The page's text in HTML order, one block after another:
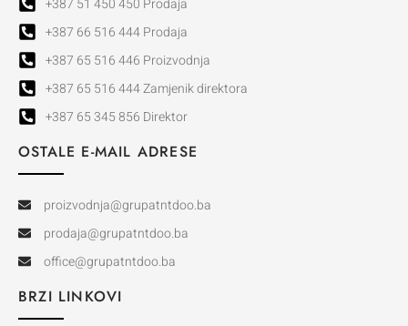
+387 66 516 444 Prodaja
+387 65 516 446 Proizvodnja
+387 65 516 444 Zamjenik direktora
+387 65 345 856 Direktor
OSTALE E-MAIL ADRESE
proizvodnja@grupatntdoo.ba
prodaja@grupatntdoo.ba
office@grupatntdoo.ba
BRZI LINKOVI